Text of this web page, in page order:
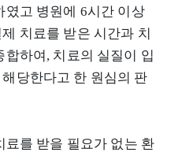
였고 병원에 6시간 이상
치료를 받은 시간과 치
합하여, 치료의 실질이 입
당한다고 한 원심의 판
를 받을 필요가 없는 환